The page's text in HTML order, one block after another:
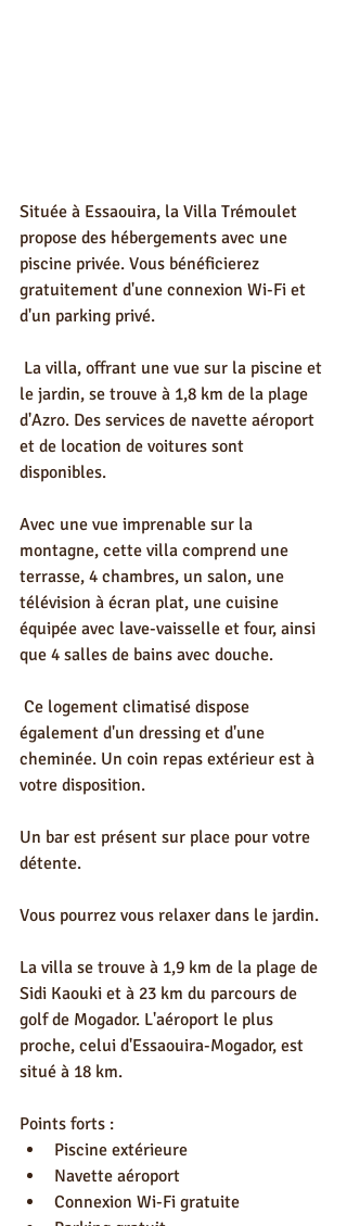
Située à Essaouira, la Villa Trémoulet
propose des hébergements avec une
piscine privée. Vous bénéficierez
gratuitement d'une connexion Wi-Fi et
d'un parking privé.
le jardin, se trouve à 1,8 km de la plage
d'Azro. Des services de navette aéroport
et de location de voitures sont
disponibles.
Avec une vue imprenable sur la
montagne, cette villa comprend une
terrasse, 4 chambres, un salon, une
télévision à écran plat, une cuisine
équipée avec lave-vaisselle et four, ainsi
que 4 salles de bains avec douche.
également d'un dressing et d'une
cheminée. Un coin repas extérieur est à
votre disposition.
Un bar est présent sur place pour votre
détente.
Vous pourrez vous relaxer dans le jardin.
La villa se trouve à 1,9 km de la plage de
Sidi Kaouki et à 23 km du parcours de
golf de Mogador. L'aéroport le plus
proche, celui d'Essaouira-Mogador, est
situé à 18 km.
Points forts :
Piscine extérieure
Navette aéroport
Connexion Wi-Fi gratuite